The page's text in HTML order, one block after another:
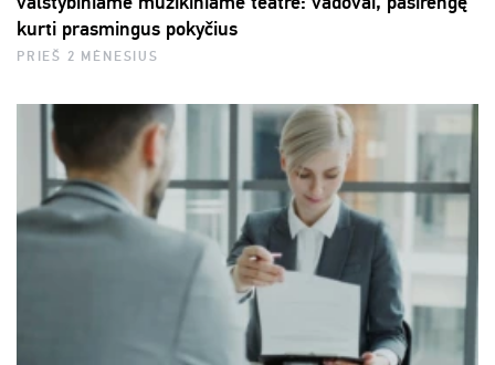
kurti prasmingus pokyčius
PRIEŠ 2 MĖNESIUS